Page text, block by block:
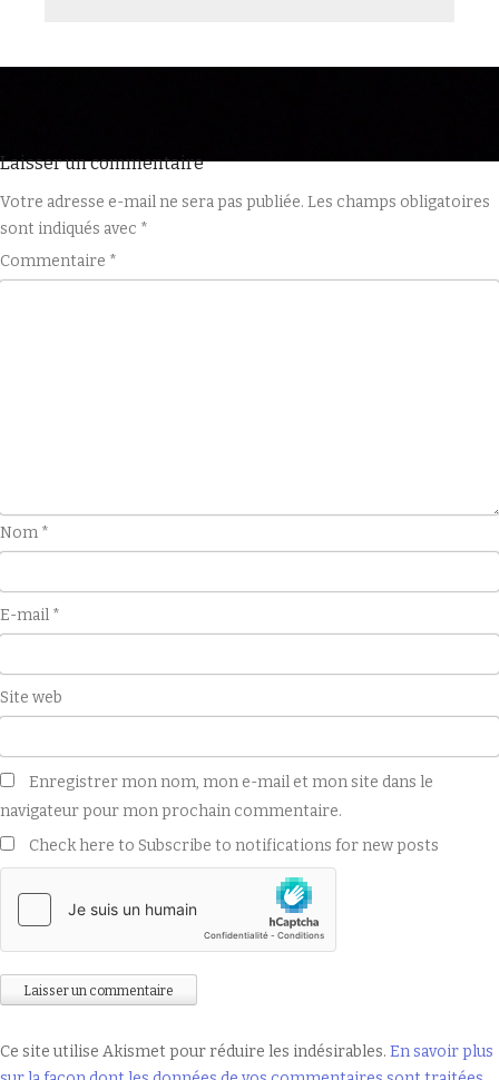
Laisser un commentaire
Votre adresse e-mail ne sera pas publiée. Les champs obligatoires
sont indiqués avec *
Commentaire *
Nom *
E-mail *
Site web
Enregistrer mon nom, mon e-mail et mon site dans le
navigateur pour mon prochain commentaire.
Check here to Subscribe to notifications for new posts
Ce site utilise Akismet pour réduire les indésirables. En savoir plus